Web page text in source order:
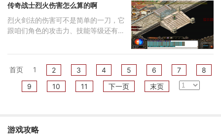
传奇战士烈火伤害怎么算的啊
烈火剑法的伤害可不是简单的一刀，它
跟咱们角色的攻击力、技能等级还有暴
首页 1 2 3 4 5 6 7
8
9
10 11 下一页 末页
游戏攻略